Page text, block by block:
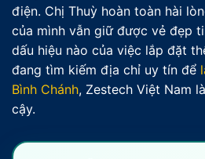
điện. Chị Thuỳ hoàn toàn hài
của mình vẫn giữ được vẻ đẹp
dấu hiệu nào của việc lắp đặt
đang tìm kiếm địa chỉ uy tín để
Bình Chánh, Zestech Việt Nam
cậy.